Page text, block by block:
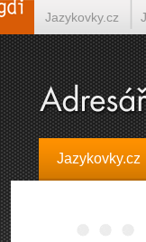
Jazykovky.cz
Jazykovky.cz
Španělština on-